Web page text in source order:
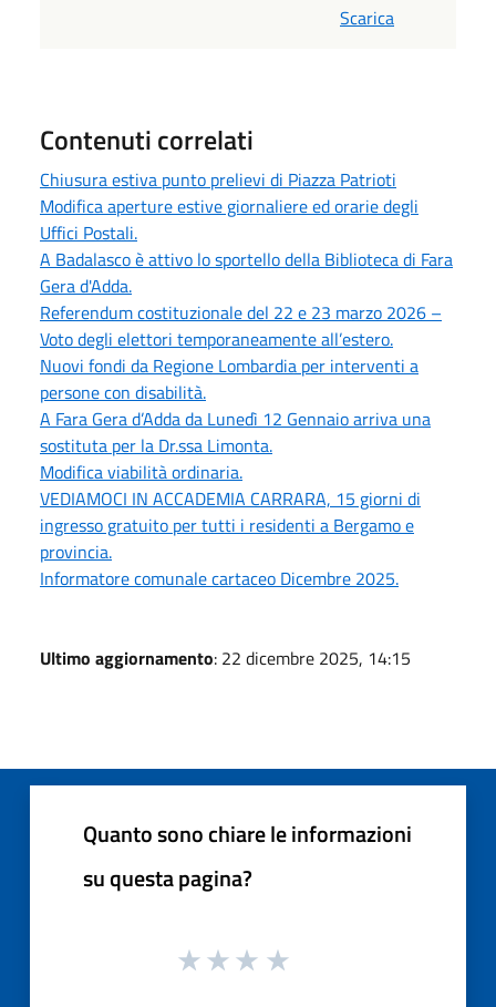
Scarica
Contenuti correlati
Chiusura estiva punto prelievi di Piazza Patrioti
Modifica aperture estive giornaliere ed orarie degli
Uffici Postali.
A Badalasco è attivo lo sportello della Biblioteca di Fara
Gera d'Adda.
Referendum costituzionale del 22 e 23 marzo 2026 –
Voto degli elettori temporaneamente all’estero.
Nuovi fondi da Regione Lombardia per interventi a
persone con disabilità.
A Fara Gera d’Adda da Lunedì 12 Gennaio arriva una
sostituta per la Dr.ssa Limonta.
Modifica viabilità ordinaria.
VEDIAMOCI IN ACCADEMIA CARRARA, 15 giorni di
ingresso gratuito per tutti i residenti a Bergamo e
provincia.
Informatore comunale cartaceo Dicembre 2025.
Ultimo aggiornamento: 22 dicembre 2025, 14:15
Quanto sono chiare le informazioni
su questa pagina?